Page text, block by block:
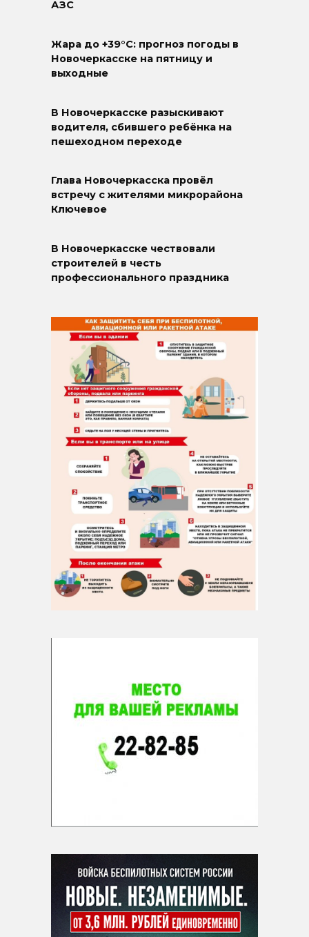
АЗС
Жара до +39°C: прогноз погоды в
Новочеркасске на пятницу и
выходные
В Новочеркасске разыскивают
водителя, сбившего ребёнка на
пешеходном переходе
Глава Новочеркасска провёл
встречу с жителями микрорайона
Ключевое
В Новочеркасске чествовали
строителей в честь
профессионального праздника